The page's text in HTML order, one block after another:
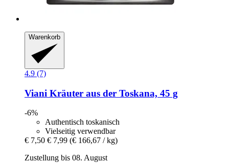
Warenkorb
4.9 (7)
Viani Kräuter aus der Toskana, 45 g
-6%
Authentisch toskanisch
Vielseitig verwendbar
€ 7,50 € 7,99 (€ 166,67 / kg)
Zustellung bis 08. August